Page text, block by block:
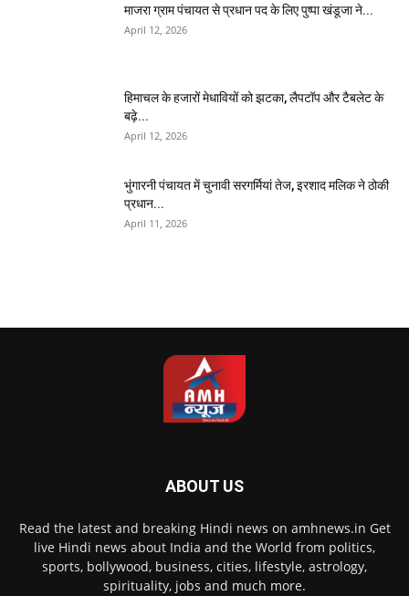
माजरा ग्राम पंचायत से प्रधान पद के लिए पुष्पा खंडूजा ने...
April 12, 2026
हिमाचल के हजारों मेधावियों को झटका, लैपटॉप और टैबलेट के
बढ़े...
April 12, 2026
भुंगारनी पंचायत में चुनावी सरगर्मियां तेज, इरशाद मलिक ने ठोकी
प्रधान...
April 11, 2026
ABOUT US
Read the latest and breaking Hindi news on amhnews.in Get
live Hindi news about India and the World from politics,
sports, bollywood, business, cities, lifestyle, astrology,
spirituality, jobs and much more.